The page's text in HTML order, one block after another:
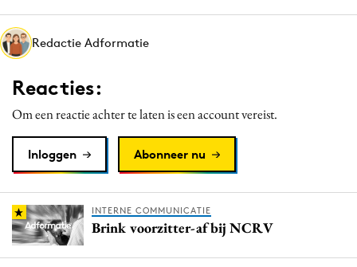
Interne communicatie
Martech
Media
Merkstrategie
PR
Purpose Marketing
Reputatie & crisis
Redactie Adformatie
Reacties:
Om een reactie achter te laten is een account vereist.
Inloggen Abonneer nu
INTERNE COMMUNICATIE
Brink voorzitter-af bij NCRV